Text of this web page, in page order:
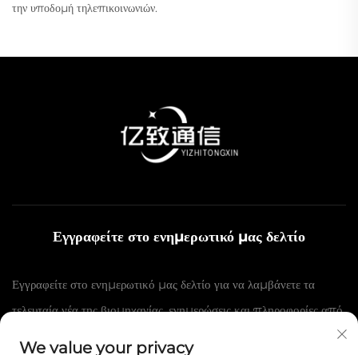
την υποδομή τηλεπικοινωνιών.
Εγγραφείτε στο ενημερωτικό μας δελτίο
Εγγραφείτε στο ενημερωτικό μας δελτίο για να λαμβάνετε τα
τελευταία νέα της βιομηχανίας, ενημερώσεις και πληροφορίες από
We value your privacy